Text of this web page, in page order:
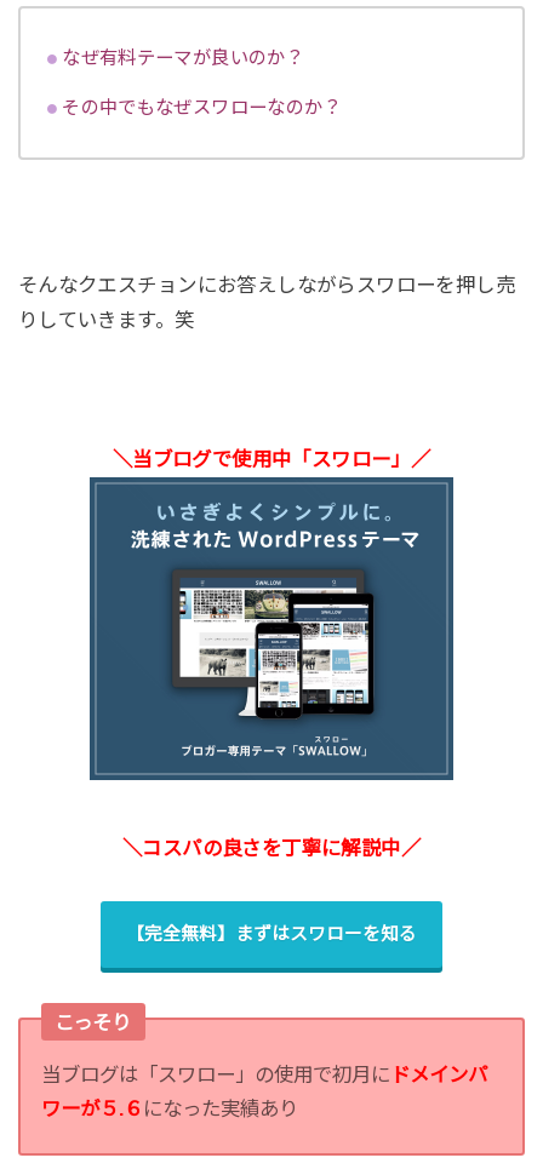
なぜ有料テーマが良いのか？
その中でもなぜスワローなのか？
そんなクエスチョンにお答えしながらスワローを押し売
りしていきます。笑
＼当ブログで使用中「スワロー」／
＼コスパの良さを丁寧に解説中／
【完全無料】まずはスワローを知る
こっそり
当ブログは「スワロー」の使用で初月に ドメインパ
ワーが５.６ になった実績あり